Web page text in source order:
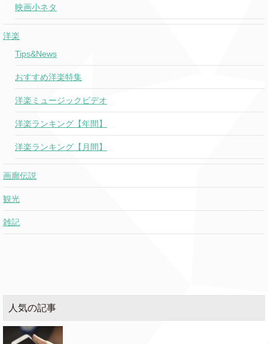
映画小ネタ
洋楽
Tips&News
おすすめ洋楽特集
洋楽ミュージックビデオ
洋楽ランキング【年間】
洋楽ランキング【月間】
画廊伝説
観光
雑記
人気の記事